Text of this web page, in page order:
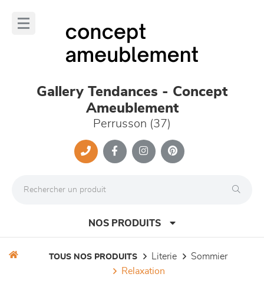
Gallery Tendances - Concept
Ameublement
Perrusson (37)
NOS PRODUITS
TOUS NOS PRODUITS literie
sommier
relaxation